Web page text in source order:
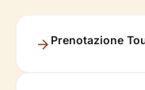
Prenotazione